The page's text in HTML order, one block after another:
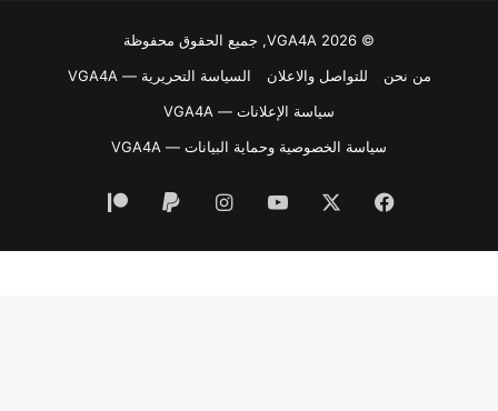
© VGA4A 2026, جميع الحقوق محفوظة
من نحن
للتواصل والاعلان
السياسة التحريرية — VGA4A
سياسة الإعلانات — VGA4A
سياسة الخصوصية وحماية البيانات — VGA4A
فيسبوك ‫YouTubeانستقرام
‏Paypal
‫Patreon